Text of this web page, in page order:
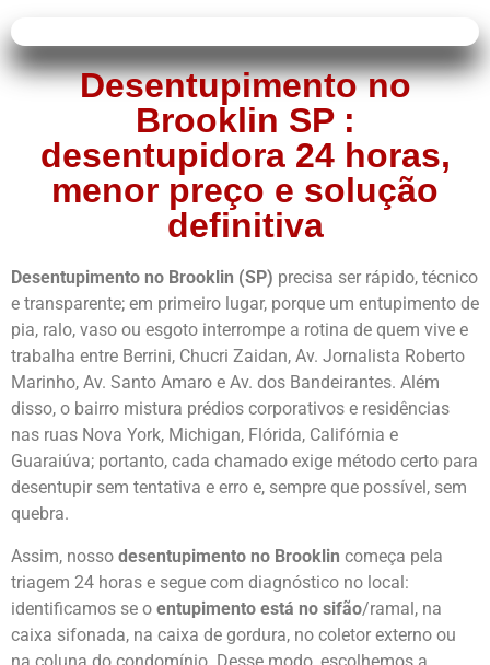
Desentupimento no
Brooklin SP :
desentupidora 24 horas,
menor preço e solução
definitiva
Desentupimento no Brooklin (SP) precisa ser rápido, técnico
e transparente; em primeiro lugar, porque um entupimento de
pia, ralo, vaso ou esgoto interrompe a rotina de quem vive e
trabalha entre Berrini, Chucri Zaidan, Av. Jornalista Roberto
Marinho, Av. Santo Amaro e Av. dos Bandeirantes. Além
disso, o bairro mistura prédios corporativos e residências
nas ruas Nova York, Michigan, Flórida, Califórnia e
Guaraiúva; portanto, cada chamado exige método certo para
desentupir sem tentativa e erro e, sempre que possível, sem
quebra.
Assim, nosso desentupimento no Brooklin começa pela
triagem 24 horas e segue com diagnóstico no local:
identificamos se o entupimento está no sifão/ramal, na
caixa sifonada, na caixa de gordura, no coletor externo ou